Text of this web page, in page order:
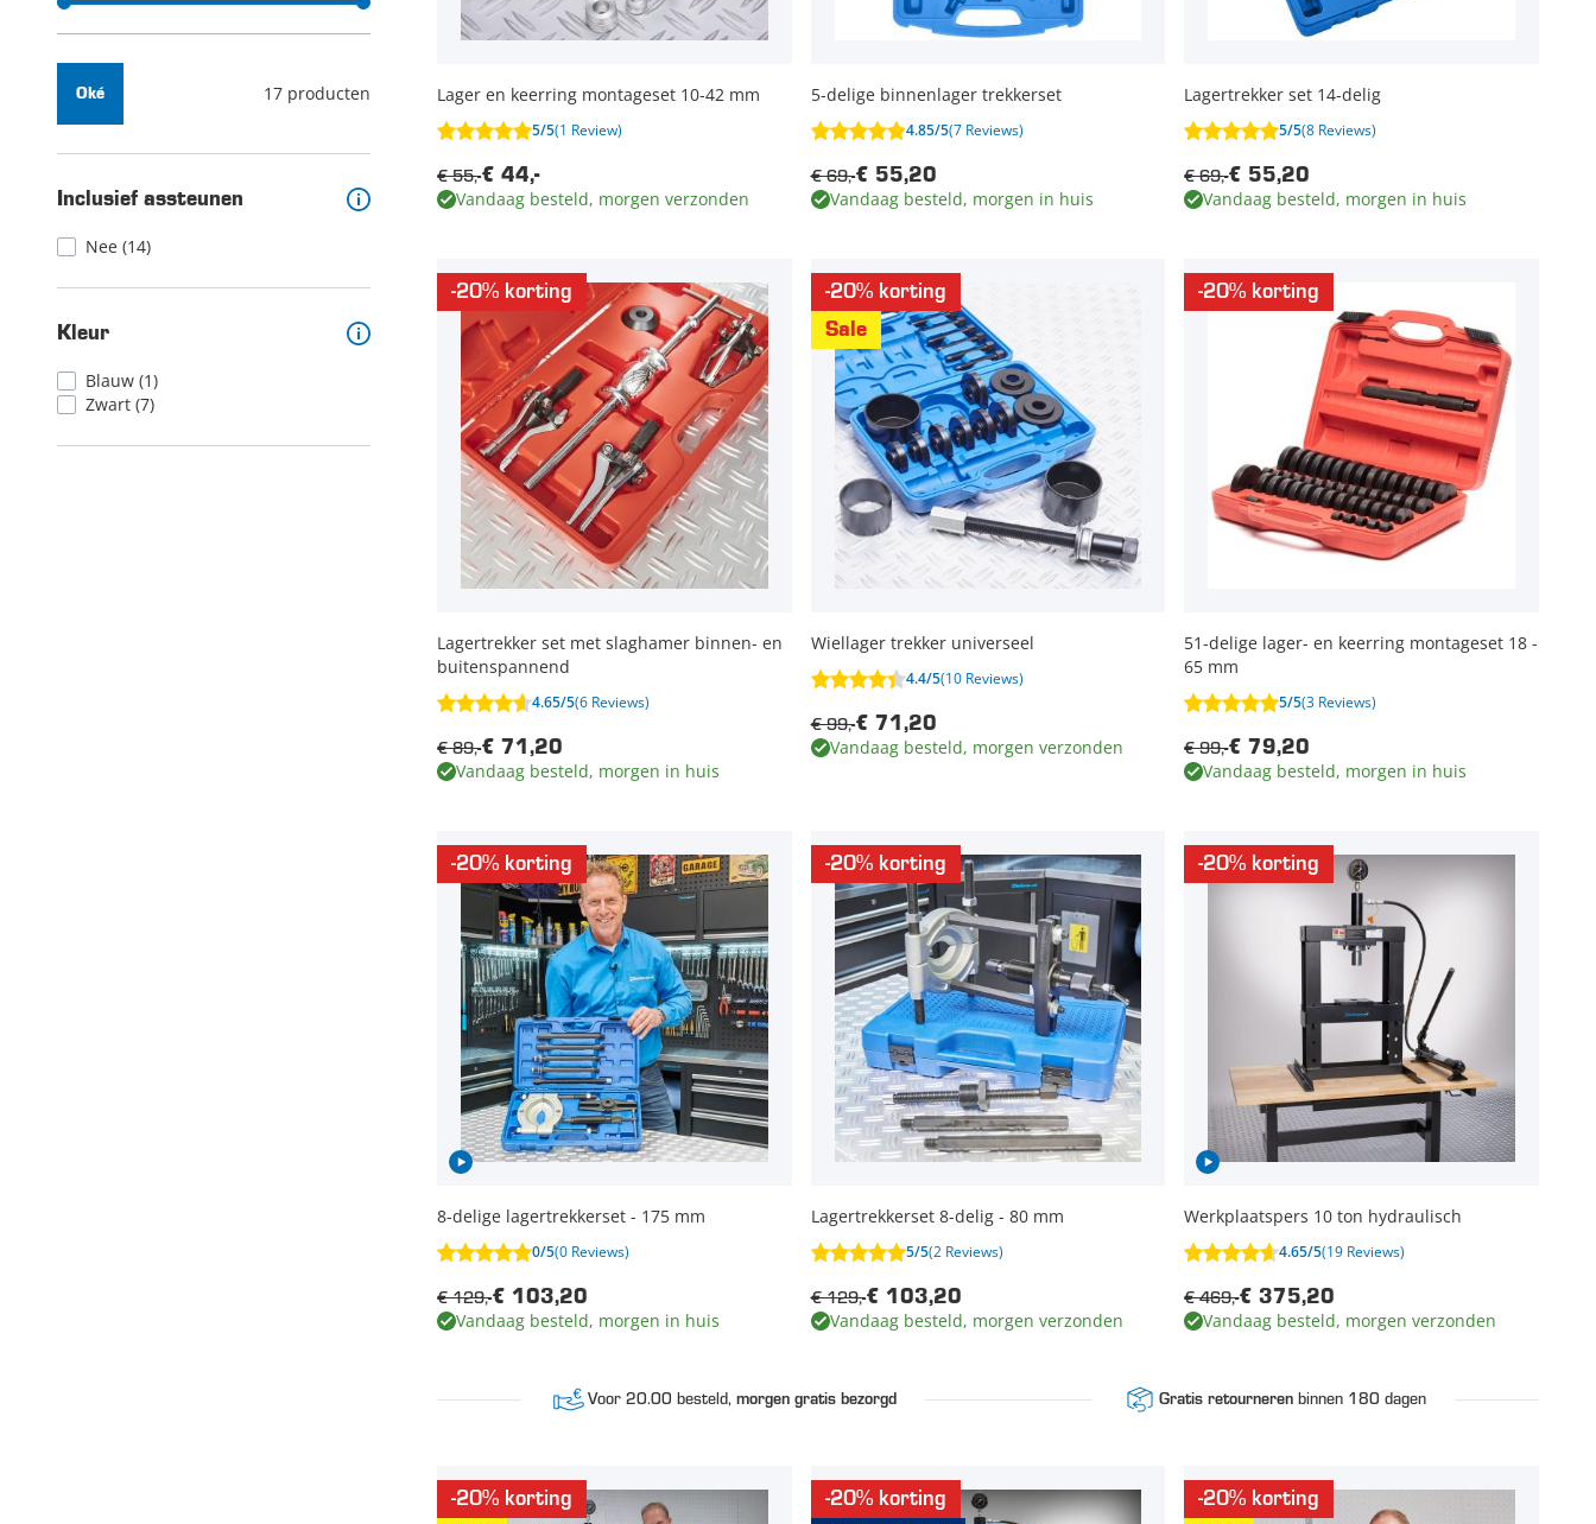
17 producten
Oké
Inclusief assteunen
Nee (14)
Kleur
Blauw (1)
Zwart (7)
Lager en keerring montageset 10-42 mm
5/5(1 Review)
€ 44,-
€ 55,-
Vandaag besteld, morgen verzonden
5-delige binnenlager trekkerset
4.85/5(7 Reviews)
€ 55,20
€ 69,-
Vandaag besteld, morgen in huis
Lagertrekker set 14-delig
5/5(8 Reviews)
€ 55,20
€ 69,-
Vandaag besteld, morgen in huis
-20% korting
Lagertrekker set met slaghamer binnen- en
buitenspannend
4.65/5(6 Reviews)
€ 71,20
€ 89,-
Vandaag besteld, morgen in huis
-20% korting
Sale
Wiellager trekker universeel
4.4/5(10 Reviews)
€ 71,20
€ 99,-
Vandaag besteld, morgen verzonden
-20% korting
51-delige lager- en keerring montageset 18 -
65 mm
5/5(3 Reviews)
€ 79,20
€ 99,-
Vandaag besteld, morgen in huis
-20% korting
8-delige lagertrekkerset - 175 mm
0/5(0 Reviews)
€ 103,20
€ 129,-
Vandaag besteld, morgen in huis
-20% korting
Lagertrekkerset 8-delig - 80 mm
5/5(2 Reviews)
€ 103,20
€ 129,-
Vandaag besteld, morgen verzonden
-20% korting
Werkplaatspers 10 ton hydraulisch
4.65/5(19 Reviews)
€ 375,20
€ 469,-
Vandaag besteld, morgen verzonden
Voor 20.00 besteld, morgen gratis bezorgd Gratis retourneren binnen 180 dagen
-20% korting
-20% korting
-20% korting